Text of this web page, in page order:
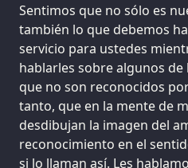
Sentimos que no sólo es
también lo que debemos
servicio para ustedes
hablarles sobre algunos
que no son reconocidos
tanto, que en la mente de
desdibujan la imagen del
reconocimiento en el
si lo llaman así. Les